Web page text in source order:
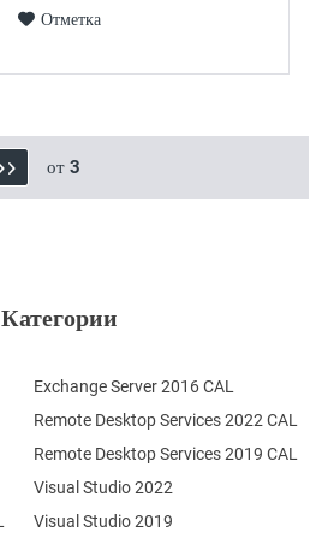
Отметка
от 3
Категории
Remote Desktop Services 2022 CAL
Remote Desktop Services 2019 CAL
Exchange Server 2016 CAL
Visual Studio 2022
Visual Studio 2019